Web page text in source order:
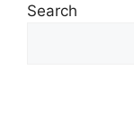
Search